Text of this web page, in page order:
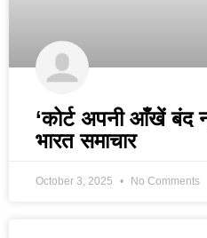
‘कोर्ट अपनी आँखें बंद
भारत समाचार
October 3, 2025 No Comments